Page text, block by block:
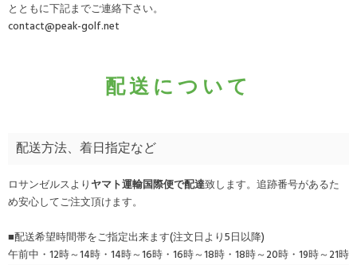
とともに下記までご連絡下さい。
contact@peak-golf.net
配送について
配送方法、着日指定など
ロサンゼルスよりヤマト運輸国際便で配達致します。追跡番号があるた
め安心してご注文頂けます。
■配送希望時間帯をご指定出来ます(注文日より5日以降)
午前中・12時～14時・14時～16時・16時～18時・18時～20時・19時～21時